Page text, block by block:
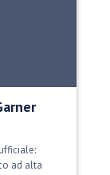
ad alta